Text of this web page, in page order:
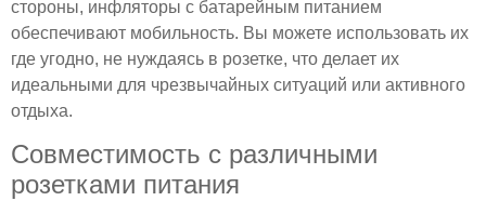
стороны, инфляторы с батарейным питанием
обеспечивают мобильность. Вы можете использовать их
где угодно, не нуждаясь в розетке, что делает их
идеальными для чрезвычайных ситуаций или активного
отдыха.
Совместимость с различными
розетками питания